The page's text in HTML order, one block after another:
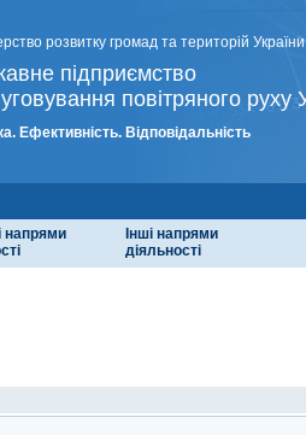
розвитку громад та територій України
підприємство
повітряного руху
Ефективність. Відповідальність
напрями
Інші напрями
діяльності